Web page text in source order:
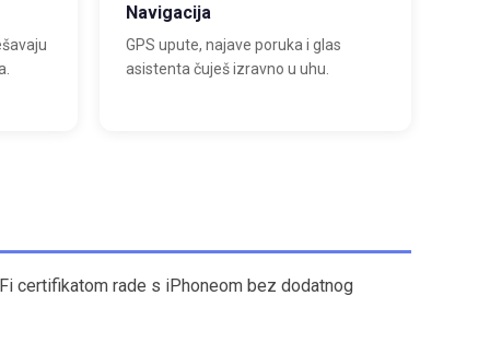
Navigacija
GPS upute, najave poruka i glas
asistenta čuješ izravno u uhu.
certifikatom rade s iPhoneom bez dodatnog